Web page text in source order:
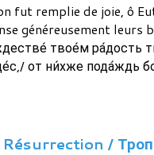
fut remplie de joie, ô
généreusement
твое́м ра́дость
от ни́хже пода́ждь
/